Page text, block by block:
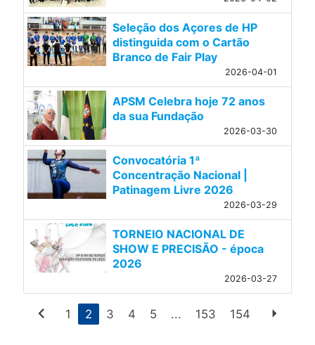
Seleção dos Açores de HP
distinguida com o Cartão
Branco de Fair Play
2026-04-01
APSM Celebra hoje 72 anos
da sua Fundação
2026-03-30
Convocatória 1ª
Concentração Nacional |
Patinagem Livre 2026
2026-03-29
TORNEIO NACIONAL DE
SHOW E PRECISÃO - época
2026
2026-03-27
chevron_left 1 2 3 4 5 ... 153 154 arrow_right